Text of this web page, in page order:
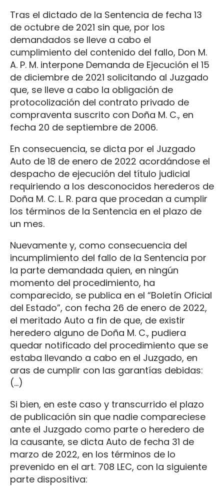
Tras el dictado de la Sentencia de fecha 13
de octubre de 2021 sin que, por los
demandados se lleve a cabo el
cumplimiento del contenido del fallo, Don M.
A. P. M. interpone Demanda de Ejecución el 15
de diciembre de 2021 solicitando al Juzgado
que, se lleve a cabo la obligación de
protocolización del contrato privado de
compraventa suscrito con Doña M. C., en
fecha 20 de septiembre de 2006.
En consecuencia, se dicta por el Juzgado
Auto de 18 de enero de 2022 acordándose el
despacho de ejecución del título judicial
requiriendo a los desconocidos herederos de
Doña M. C. L. R. para que procedan a cumplir
los términos de la Sentencia en el plazo de
un mes.
Nuevamente y, como consecuencia del
incumplimiento del fallo de la Sentencia por
la parte demandada quien, en ningún
momento del procedimiento, ha
comparecido, se publica en el “Boletín Oficial
del Estado”, con fecha 26 de enero de 2022,
el meritado Auto a fin de que, de existir
heredero alguno de Doña M. C., pudiera
quedar notificado del procedimiento que se
estaba llevando a cabo en el Juzgado, en
aras de cumplir con las garantías debidas:
(…)
Si bien, en este caso y transcurrido el plazo
de publicación sin que nadie compareciese
ante el Juzgado como parte o heredero de
la causante, se dicta Auto de fecha 31 de
marzo de 2022, en los términos de lo
prevenido en el art. 708 LEC, con la siguiente
parte dispositiva: